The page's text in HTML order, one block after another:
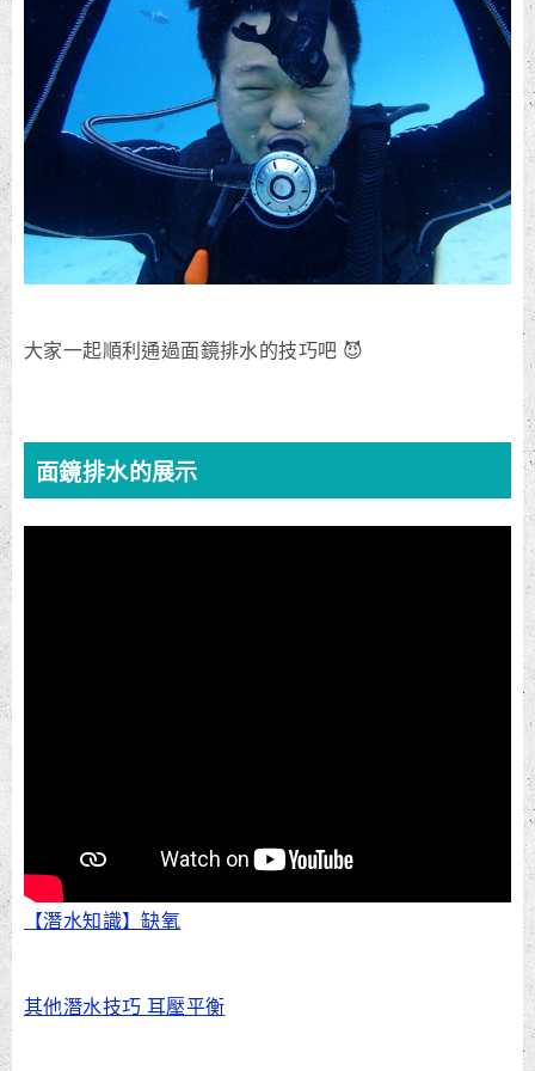
大家一起順利通過面鏡排水的技巧吧 😈
面鏡排水的展示
【潛水知識】缺氧
其他潛水技巧 耳壓平衡